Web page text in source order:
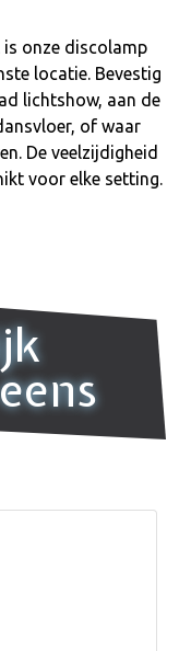
is onze discolamp
locatie. Bevestig
lichtshow, aan de
of waar
De veelzijdigheid
voor elke setting.